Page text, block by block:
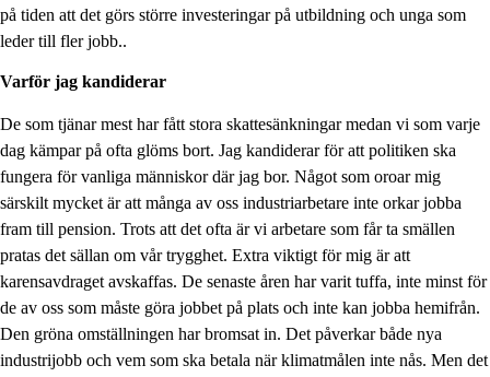
på tiden att det görs större investeringar på utbildning och unga som
leder till fler jobb..
Varför jag kandiderar
De som tjänar mest har fått stora skattesänkningar medan vi som varje
dag kämpar på ofta glöms bort. Jag kandiderar för att politiken ska
fungera för vanliga människor där jag bor. Något som oroar mig
särskilt mycket är att många av oss industriarbetare inte orkar jobba
fram till pension. Trots att det ofta är vi arbetare som får ta smällen
pratas det sällan om vår trygghet. Extra viktigt för mig är att
karensavdraget avskaffas. De senaste åren har varit tuffa, inte minst för
de av oss som måste göra jobbet på plats och inte kan jobba hemifrån.
Den gröna omställningen har bromsat in. Det påverkar både nya
industrijobb och vem som ska betala när klimatmålen inte nås. Men det